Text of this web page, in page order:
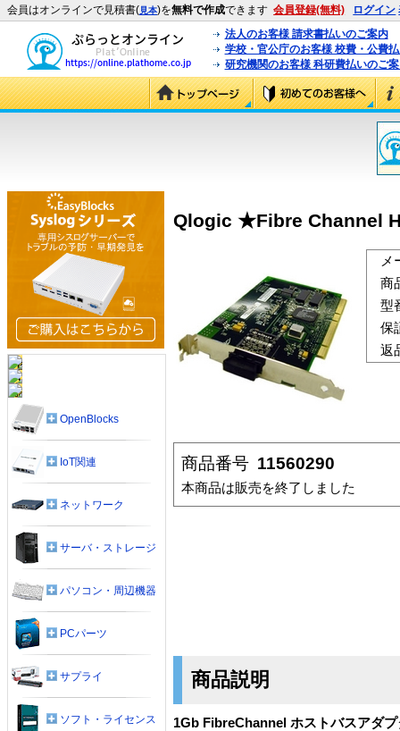
会員はオンラインで見積書(見本)を無料で作成できます 会員登録(無料) ログイン
法人のお客様 請求書払いのご案内
学校・官公庁のお客様 校費・公費
研究機関のお客様 科研費払いのご
Qlogic ★Fibre Channel
メ
商
型
保
返
商品番号 11560290
本商品は販売を終了しました
商品説明
1Gb FibreChannel ホストバスアダ
OpenBlocks
IoT関連
ネットワーク
サーバ・ストレージ
パソコン・周辺機器
PCパーツ
サプライ
ソフト・ライセンス